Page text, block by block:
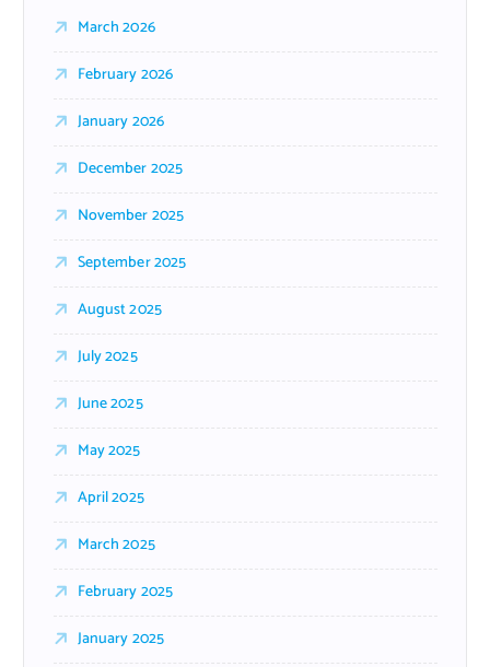
March 2026
February 2026
January 2026
December 2025
November 2025
September 2025
August 2025
July 2025
June 2025
May 2025
April 2025
March 2025
February 2025
January 2025